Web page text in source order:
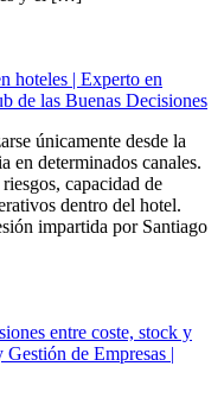
hoteles | Experto en
de las Buenas Decisiones
únicamente desde la
en determinados canales.
capacidad de
dentro del hotel.
impartida por Santiago
entre coste, stock y
de Empresas |